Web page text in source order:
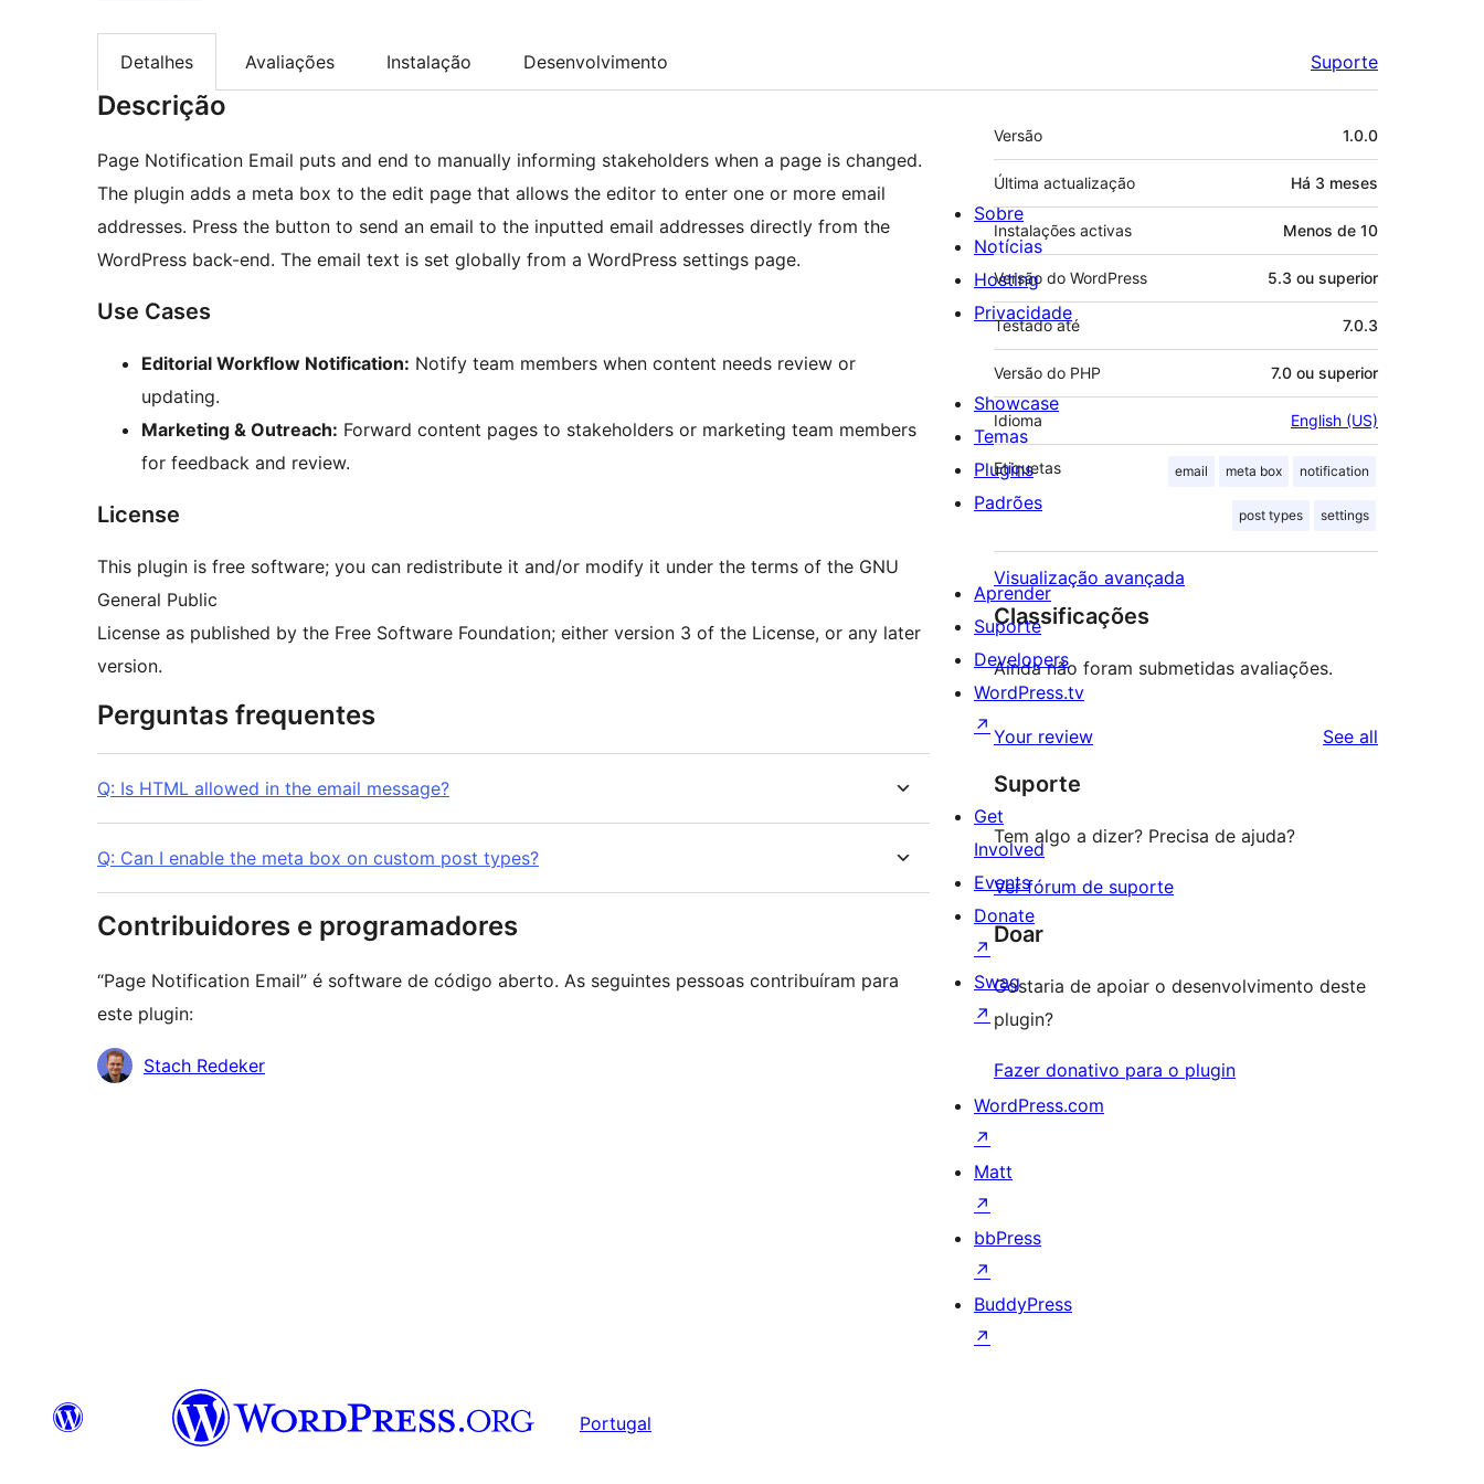
Detalhes Avaliações Instalação Desenvolvimento Suporte
Descrição
Page Notification Email puts and end to manually informing stakeholders when a page is changed.
The plugin adds a meta box to the edit page that allows the editor to enter one or more email
addresses. Press the button to send an email to the inputted email addresses directly from the
WordPress back-end. The email text is set globally from a WordPress settings page.
Use Cases
Editorial Workflow Notification: Notify team members when content needs review or
updating.
Marketing & Outreach: Forward content pages to stakeholders or marketing team members
for feedback and review.
License
This plugin is free software; you can redistribute it and/or modify it under the terms of the GNU
General Public
License as published by the Free Software Foundation; either version 3 of the License, or any later
version.
Perguntas frequentes
Q: Is HTML allowed in the email message?
Q: Can I enable the meta box on custom post types?
Contribuidores e programadores
“Page Notification Email” é software de código aberto. As seguintes pessoas contribuíram para
este plugin:
Contribuidores
Stach Redeker
Metadados
Versão 1.0.0
Última actualização Há 3 meses
Instalações activas Menos de 10
Versão do WordPress 5.3 ou superior
Testado até 7.0.3
Versão do PHP 7.0 ou superior
Idioma English (US)
Etiquetas email meta box notification
post types settings
Visualização avançada
Classificações
Ainda não foram submetidas avaliações.
Your review See all
Suporte
Tem algo a dizer? Precisa de ajuda?
Ver fórum de suporte
Doar
Gostaria de apoiar o desenvolvimento deste
plugin?
Fazer donativo para o plugin
Sobre
Notícias
Hosting
Privacidade
Showcase
Temas
Plugins
Padrões
Aprender
Suporte
Developers
WordPress.tv
↗
Get
Involved
Events
Donate
↗
Swag
↗
WordPress.com
↗
Matt
↗
bbPress
↗
BuddyPress
↗
Portugal